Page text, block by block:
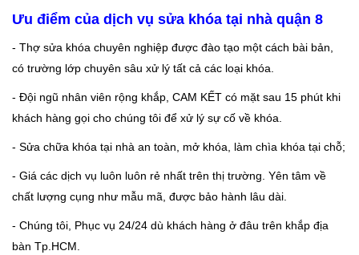
Ưu điểm của dịch vụ sửa khóa tại nhà quận 8
- Thợ sửa khóa chuyên nghiệp được đào tạo một cách bài bản,
có trường lớp chuyên sâu xử lý tất cả các loại khóa.
- Đội ngũ nhân viên rộng khắp, CAM KẾT có mặt sau 15 phút khi
khách hàng gọi cho chúng tôi để xử lý sự cố về khóa.
- Sửa chữa khóa tại nhà an toàn, mở khóa, làm chìa khóa tại chỗ;
- Giá các dịch vụ luôn luôn rẻ nhất trên thị trường. Yên tâm về
chất lượng cụng như mẫu mã, được bảo hành lâu dài.
- Chúng tôi, Phục vụ 24/24 dù khách hàng ở đâu trên khắp địa
bàn Tp.HCM.